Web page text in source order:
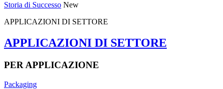
Storia di Successo New
APPLICAZIONI DI SETTORE
APPLICAZIONI DI SETTORE
PER APPLICAZIONE
Packaging